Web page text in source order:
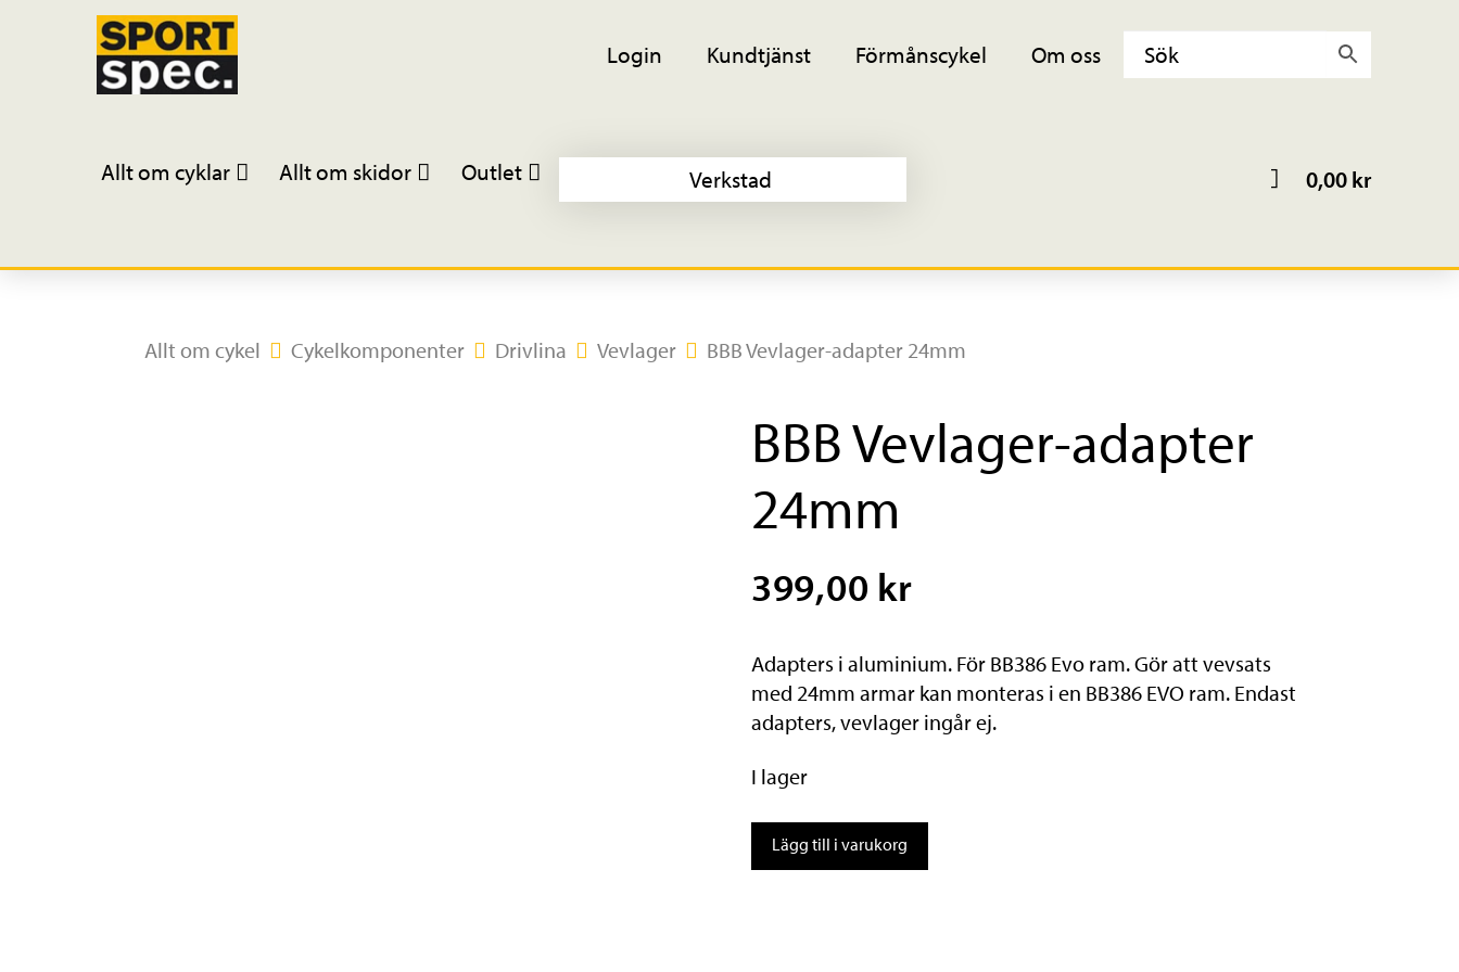
Login Kundtjänst Förmånscykel Om oss
Allt om cyklar Allt om skidor Outlet Verkstad 0,00kr
Allt om cykel Cykelkomponenter Drivlina Vevlager BBB Vevlager-adapter 24mm
BBB Vevlager-adapter
24mm
399,00 kr
Adapters i aluminium. För BB386 Evo ram. Gör att vevsats
med 24mm armar kan monteras i en BB386 EVO ram. Endast
adapters, vevlager ingår ej.
I lager
BBB
Vevlager-
Lägg till i varukorg